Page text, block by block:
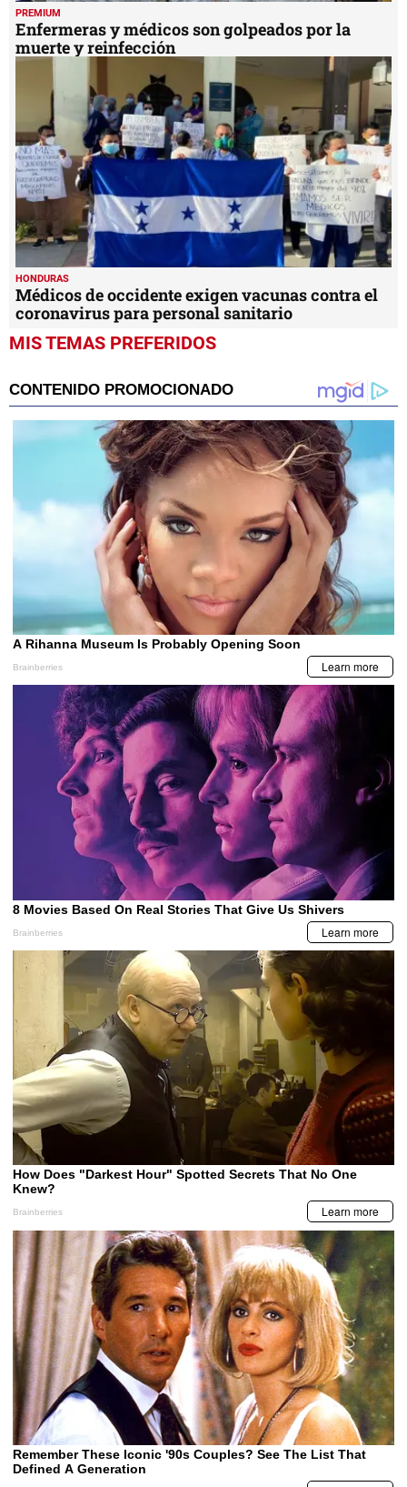
PREMIUM
Enfermeras y médicos son golpeados por la
muerte y reinfección
HONDURAS
Médicos de occidente exigen vacunas contra el
coronavirus para personal sanitario
MIS TEMAS PREFERIDOS